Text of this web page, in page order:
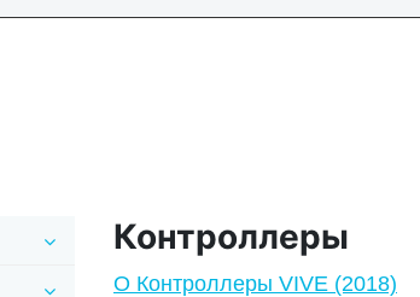
Контроллеры
О Контроллеры VIVE (2018)